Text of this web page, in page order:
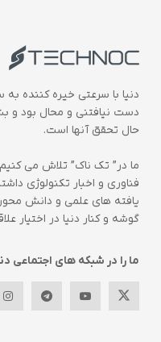
دنیا با سرعتی خیره کننده
دست نیافتنی و محال بود و
حال تحقق آنها است.
ما در” تک ناک” تلاش می
فناوری و اخبار تکنولوژی
یافته های علمی و دانش محور
گوشه و کنار دنیا در اختیار
ما را در شبکه های اجتماعی